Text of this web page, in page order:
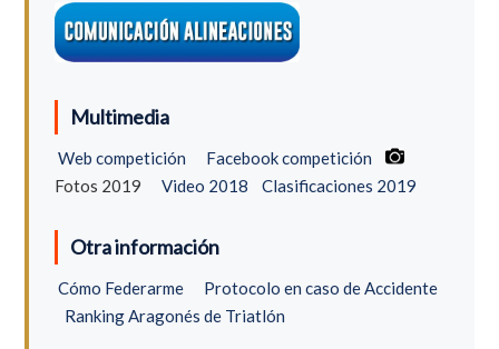
Multimedia
Web competición
Facebook competición
Fotos 2019
Video 2018 Clasificaciones 2019
Otra información
Cómo Federarme
Protocolo en caso de Accidente
Ranking Aragonés de Triatlón